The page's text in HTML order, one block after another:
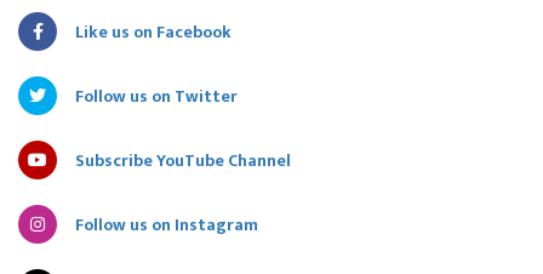
Like us on Facebook
Follow us on Twitter
Subscribe YouTube Channel
Follow us on Instagram